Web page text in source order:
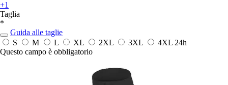
+1
Taglia
*
Guida alle taglie
S
M L XL 2XL 3XL 4XL 24h
Questo campo è obbligatorio